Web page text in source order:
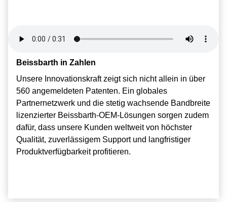
Beissbarth in Zahlen
Unsere Innovationskraft zeigt sich nicht allein in über
560 angemeldeten Patenten. Ein globales
Partnernetzwerk und die stetig wachsende Bandbreite
lizenzierter Beissbarth-OEM-Lösungen sorgen zudem
dafür, dass unsere Kunden weltweit von höchster
Qualität, zuverlässigem Support und langfristiger
Produktverfügbarkeit profitieren.
Beissbarth in Zahlen
Unsere Innovationskraft zeigt sich nicht allein in über
560 angemeldeten Patenten. Ein globales
Partnernetzwerk und die stetig wachsende Bandbreite
lizenzierter Beissbarth-OEM-Lösungen sorgen zudem
dafür, dass unsere Kunden weltweit von höchster
Qualität, zuverlässigem Support und langfristiger
Produktverfügbarkeit profitieren.
Beissbarth in Zahlen
Unsere Innovationskraft zeigt sich nicht allein in über
560 angemeldeten Patenten. Ein globales
Partnernetzwerk und die stetig wachsende Bandbreite
lizenzierter Beissbarth-OEM-Lösungen sorgen zudem
dafür, dass unsere Kunden weltweit von höchster
Qualität, zuverlässigem Support und langfristiger
Produktverfügbarkeit profitieren.